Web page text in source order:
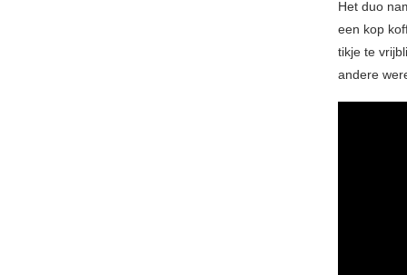
Het duo
een kop
tikje te
andere